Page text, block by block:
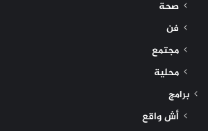
صحة
فن
مجتمع
محلية
برامج
أش واقع